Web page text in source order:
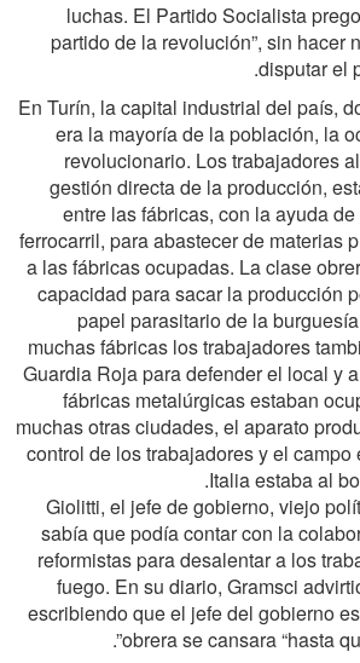
luchas. El Partido Socialista
partido de la revolución”, sin hacer
disputar el
En Turín, la capital industrial del país,
era la mayoría de la población, la
revolucionario. Los trabajadores
gestión directa de la producción,
entre las fábricas, con la ayuda
ferrocarril, para abastecer de materias
a las fábricas ocupadas. La clase
capacidad para sacar la producción
papel parasitario de la
muchas fábricas los trabajadores
Guardia Roja para defender el local y
fábricas metalúrgicas estaban
muchas otras ciudades, el aparato
control de los trabajadores y el campo
Italia estaba al
Giolitti, el jefe de gobierno, viejo
sabía que podía contar con la
reformistas para desalentar a los
fuego. En su diario, Gramsci
escribiendo que el jefe del gobierno
obrera se cansara “hasta